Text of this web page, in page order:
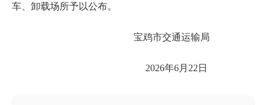
车、卸载场所予以公布。
宝鸡市交通运输局
2026年6月 22 日